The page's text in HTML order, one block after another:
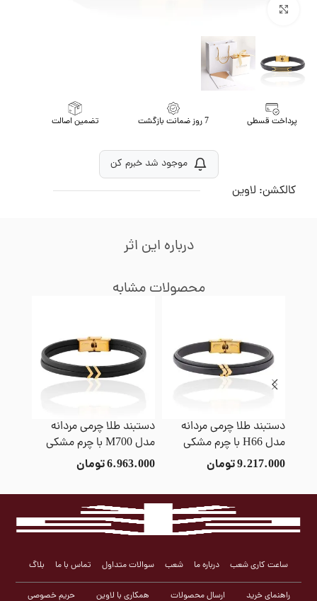
پرداخت قسطی 7 روز ضمانت بازگشت تضمین اصالت
موجود شد خبرم کن
کالکشن: لاوین
محصولات مشابه
دستبند طلا چرمی مردانه
مدل H66 با چرم مشکی
9.217.000تومان
دستبند طلا چرمی مردانه
مدل M700 با چرم مشکی
6.963.000تومان
درباره این اثر
ساعت کاری شعب درباره ما شعب سوالات متداول تماس با ما بلاگ
راهنمای خرید ارسال محصولات همکاری با لاوین حریم خصوصی